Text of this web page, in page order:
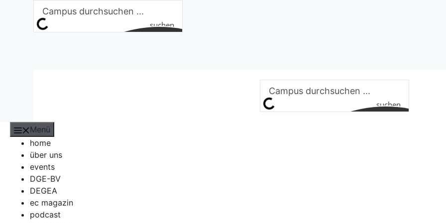
suchen
suchen
Menü
home
über uns
events
DGE-BV
DEGEA
ec magazin
podcast